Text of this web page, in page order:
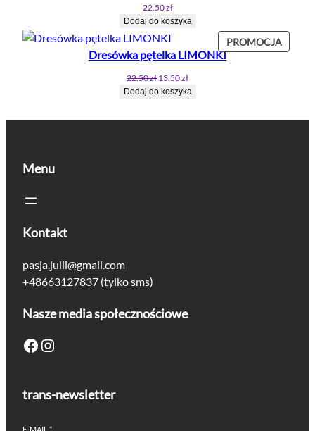
22.50zł
Dodaj do koszyka
PROMOCJA
W
Dresówka pętelka LIMONKI
22.50zł Pierwotna
cena
13.50złAktualna
cena
Dodaj do koszyka
Menu
Kontakt
pasja.julii@gmail.com
+48663127837 (tylko sms)
Nasze media społecznościowe
Facebook Instagram
trans-newsletter